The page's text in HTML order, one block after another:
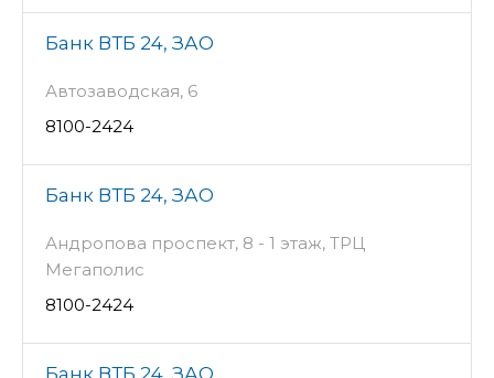
Банк ВТБ 24, ЗАО
Автозаводская, 6
8100-2424
Банк ВТБ 24, ЗАО
Андропова проспект, 8 - 1 этаж, ТРЦ
Мегаполис
8100-2424
Банк ВТБ 24, ЗАО